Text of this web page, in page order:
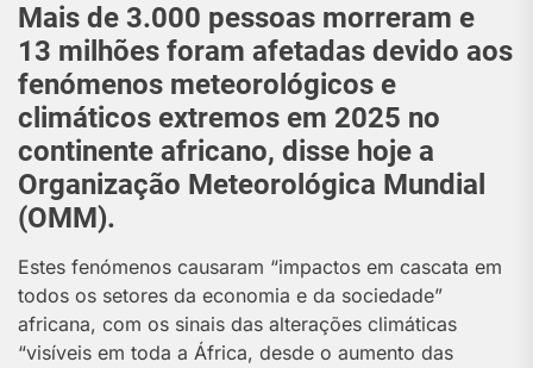
Mais de 3.000 pessoas morreram e
13 milhões foram afetadas devido aos
fenómenos meteorológicos e
climáticos extremos em 2025 no
continente africano, disse hoje a
Organização Meteorológica Mundial
(OMM).
Estes fenómenos causaram “impactos em cascata em
todos os setores da economia e da sociedade”
africana, com os sinais das alterações climáticas
“visíveis em toda a África, desde o aumento das